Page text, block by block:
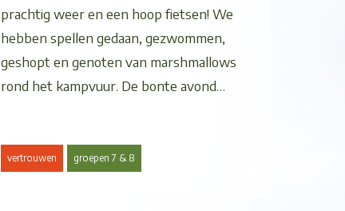
prachtig weer en een hoop fietsen! We
hebben spellen gedaan, gezwommen,
geshopt en genoten van marshmallows
rond het kampvuur. De bonte avond…
vertrouwen groepen 7 & 8